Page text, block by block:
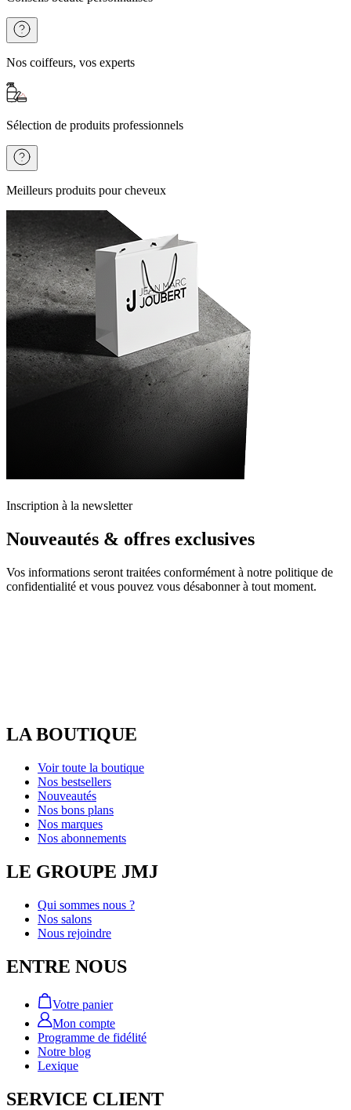
Nos coiffeurs, vos experts
Sélection de produits professionnels
Meilleurs produits pour cheveux
Inscription à la newsletter
Nouveautés & offres exclusives
Vos informations seront traitées conformément à notre politique de
confidentialité et vous pouvez vous désabonner à tout moment.
LA BOUTIQUE
Voir toute la boutique
Nos bestsellers
Nouveautés
Nos bons plans
Nos marques
Nos abonnements
LE GROUPE JMJ
Qui sommes nous ?
Nos salons
Nous rejoindre
ENTRE NOUS
Votre panier
Mon compte
Programme de fidélité
Notre blog
Lexique
SERVICE CLIENT